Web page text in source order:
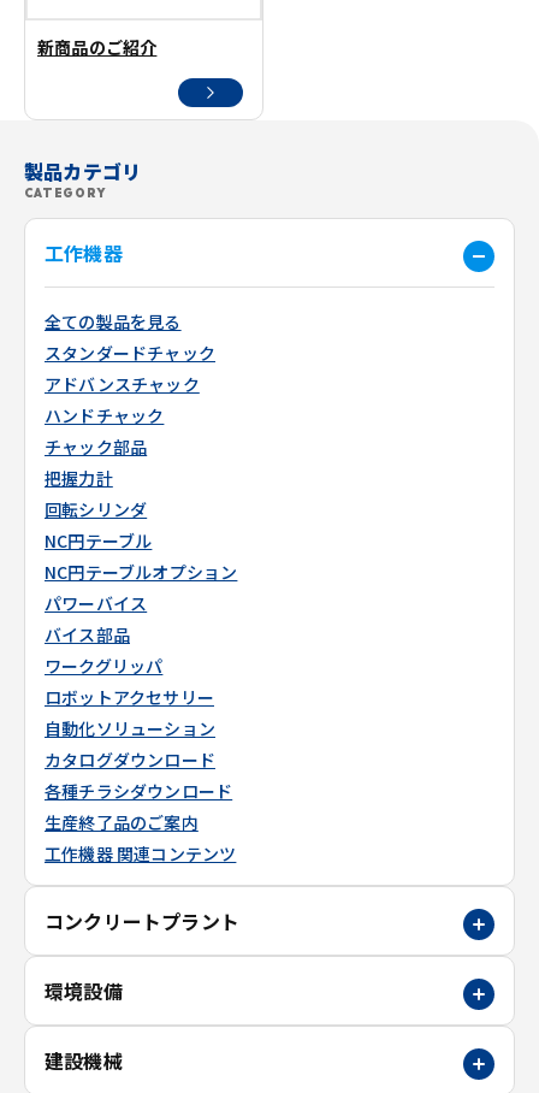
製品カテゴリ
CATEGORY
工作機器
全ての製品を見る
スタンダードチャック
アドバンスチャック
ハンドチャック
チャック部品
把握力計
回転シリンダ
NC円テーブル
NC円テーブルオプション
パワーバイス
バイス部品
ワークグリッパ
ロボットアクセサリー
自動化ソリューション
カタログダウンロード
各種チラシダウンロード
生産終了品のご案内
工作機器 関連コンテンツ
コンクリートプラント
環境設備
建設機械
新商品のご紹介